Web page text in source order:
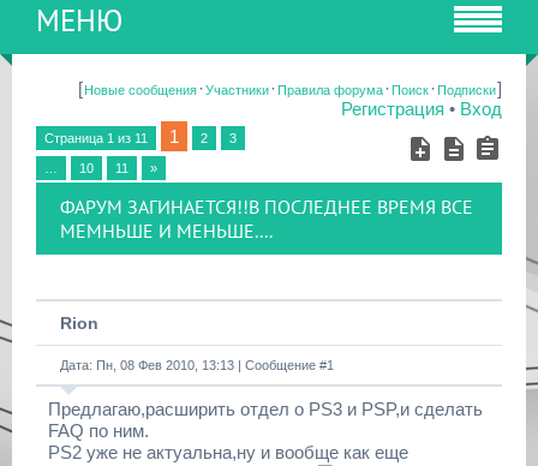
МЕНЮ
[Новые сообщения·Участники·Правила форума·Поиск·Подписки]
Регистрация • Вход
Страница 1 из 11 1 2 3
10 11 »
ФАРУМ ЗАГИНАЕТСЯ!!В ПОСЛЕДНЕЕ ВРЕМЯ ВСЕ
МЕМНЬШЕ И МЕНЬШЕ....
Rion
Дата: Пн, 08 Фев 2010, 13:13 | Сообщение #1
Предлагаю,расширить отдел о PS3 и PSP,и сделать
FAQ по ним.
PS2 уже не актуальна,ну и вообще как еще